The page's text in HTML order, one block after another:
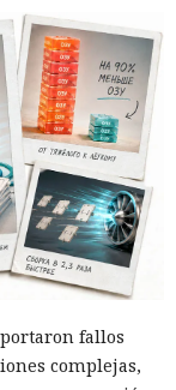
fallos
complejas,